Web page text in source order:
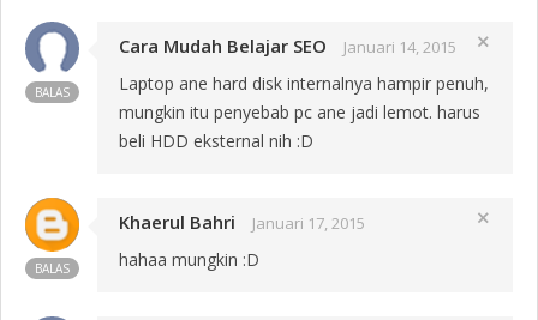
BALAS
Cara Mudah Belajar SEO Januari 14, 2015 close
Laptop ane hard disk internalnya hampir penuh,
mungkin itu penyebab pc ane jadi lemot. harus
beli HDD eksternal nih :D
BALAS
Khaerul Bahri Januari 17, 2015 close
hahaa mungkin :D